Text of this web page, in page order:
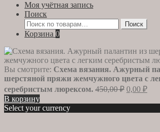
Моя учётная запись
Поиск
Искать:
Поиск
Корзина 0
Вы смотрите: Схема вязания. Ажурный
шерстяной пряжи жемчужного цвета с
серебристым люрексом. 450,00₽ 0,00 ₽
В корзину
Select your currency